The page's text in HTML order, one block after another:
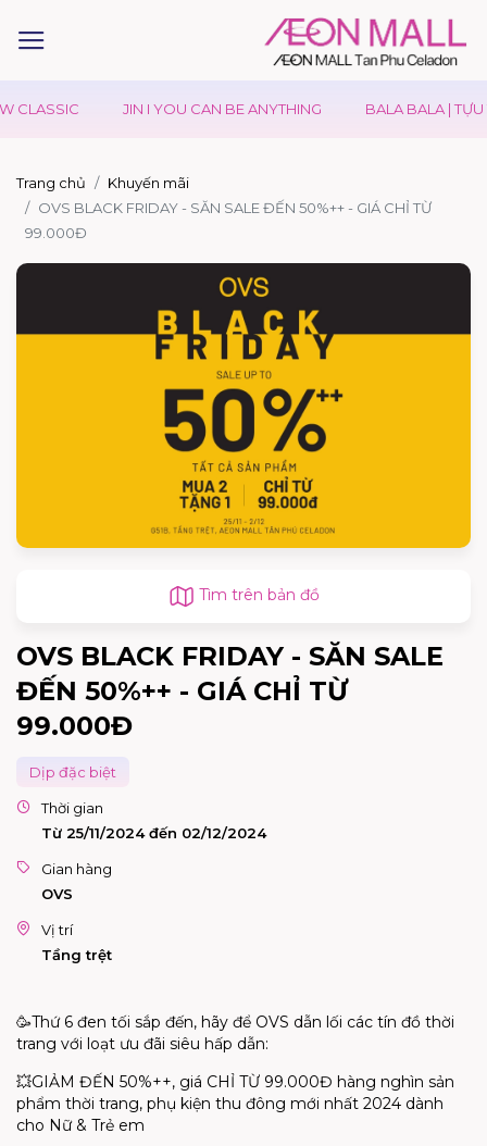
CLASSIC JIN I YOU CAN BE ANYTHING BALA BALA | TỰU
Trang chủ
Khuyến mãi
OVS BLACK FRIDAY - SĂN SALE ĐẾN 50%++ - GIÁ CHỈ TỪ
99.000Đ
Tìm trên bản đồ
OVS BLACK FRIDAY - SĂN SALE
ĐẾN 50%++ - GIÁ CHỈ TỪ
99.000Đ
Dịp đặc biệt
Thời gian
Từ 25/11/2024 đến 02/12/2024
Gian hàng
OVS
Vị trí
Tầng trệt
🥳Thứ 6 đen tối sắp đến, hãy để OVS dẫn lối các tín đồ thời
trang với loạt ưu đãi siêu hấp dẫn:
💥GIẢM ĐẾN 50%++, giá CHỈ TỪ 99.000Đ hàng nghìn sản
phẩm thời trang, phụ kiện thu đông mới nhất 2024 dành
cho Nữ & Trẻ em